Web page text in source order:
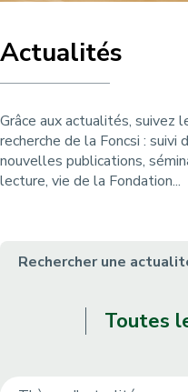
i
n
c
i
p
e
Actualités
Grâce aux actualités, suivez
recherche de la Foncsi :
nouvelles publications,
lecture, vie de la Fondation...
Toutes
Rechercher une